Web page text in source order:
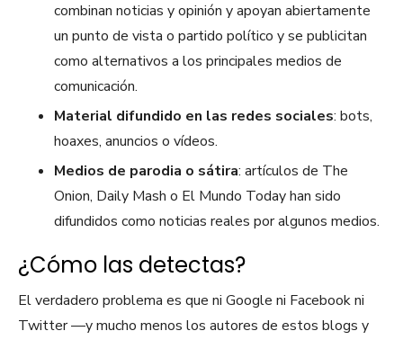
combinan noticias y opinión y apoyan abiertamente
un punto de vista o partido político y se publicitan
como alternativos a los principales medios de
comunicación.
Material difundido en las redes sociales: bots,
hoaxes, anuncios o vídeos.
Medios de parodia o sátira: artículos de The
Onion, Daily Mash o El Mundo Today han sido
difundidos como noticias reales por algunos medios.
¿Cómo las detectas?
El verdadero problema es que ni Google ni Facebook ni
Twitter —y mucho menos los autores de estos blogs y